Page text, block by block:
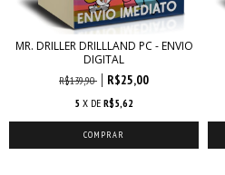
MR. DRILLER DRILLLAND PC - ENVIO
DIGITAL
R$139,90 R$25,00
5 X DE R$5,62